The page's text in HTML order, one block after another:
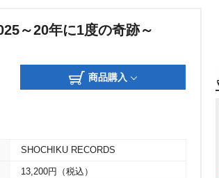
～20年に1度の奇跡～
商品購入
SHOCHIKU RECORDS
13,200円（税込）